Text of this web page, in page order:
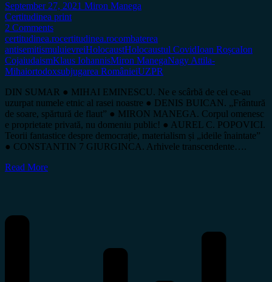
September 27, 2021 Miron Manega
Certitudinea print
2 Comments
certitudinea.rocertitudinea.rocombaterea
antisemitismuluievreiHolocaustHolocaustul CovidIoan RoșcaIon
CojaiudaismKlaus IohannisMiron ManegaNagy Attila-
Mihaiortodoxsubjugarea RomânieiUZPR
DIN SUMAR ● MIHAI EMINESCU. Ne e scârbă de cei ce-au
uzurpat numele etnic al rasei noastre ● DENIS BUICAN. „Frântură
de soare, spărtură de flaut” ● MIRON MANEGA. Corpul omenesc
e proprietate privată, nu domeniu public! ● AUREL C. POPOVICI.
Teorii fantastice despre democrație, materialism și „ideile înaintate”
● CONSTANTIN 7 GIURGINCA. Arhivele transcendente….
Read More